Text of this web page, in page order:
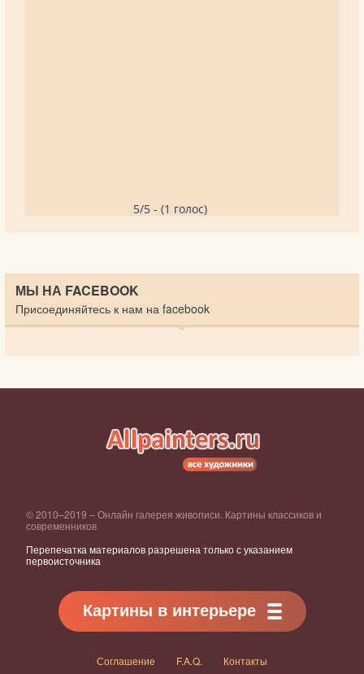
5/5 - (1 голос)
МЫ НА FACEBOOK
Присоединяйтесь к нам на facebook
© 2010–2019 – Онлайн галерея живописи. Картины классиков и
современников
Перепечатка материалов разрешена только с указанием
первоисточника
Картины в интерьере
Соглашение F.A.Q. Контакты